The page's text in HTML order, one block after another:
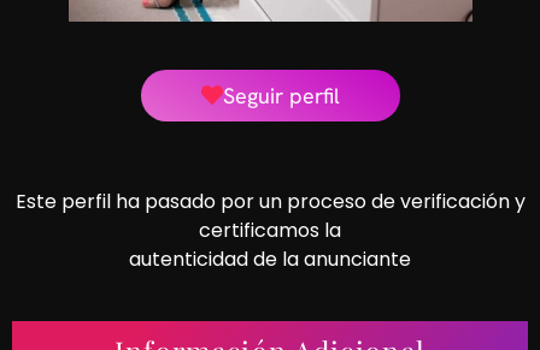
Seguir perfil
Este perfil ha pasado por un proceso de verificación y
certificamos la
autenticidad de la anunciante